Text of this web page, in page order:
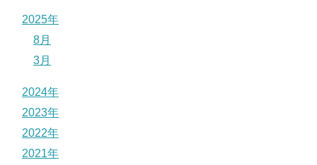
2025年
8月
3月
2024年
2023年
2022年
2021年